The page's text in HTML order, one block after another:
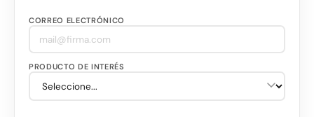
CORREO ELECTRÓNICO
PRODUCTO DE INTERÉS